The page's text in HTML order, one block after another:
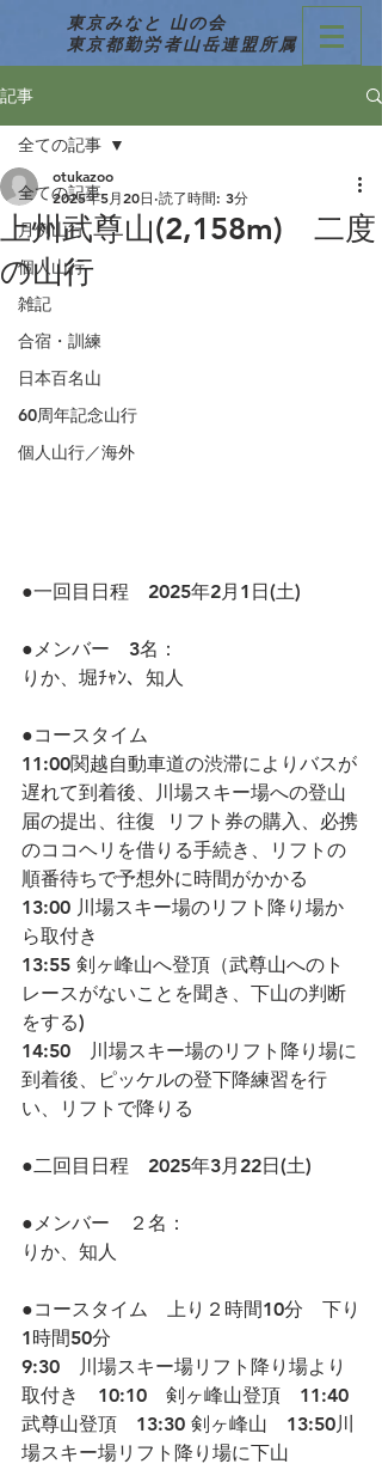
東京みなと 山の会
東京都勤労者山岳連盟所属
記事
全ての記事
月例山行
個人山行
雑記
合宿・訓練
日本百名山
60周年記念山行
個人山行／海外
全ての記事
上州武尊山(2,158m) 二度
の山行
otukazoo
2025年5月20日 読了時間: 3分
●一回目日程　2025年2月1日(土)
●メンバー　3名：
りか、堀ﾁｬﾝ、知人
●コースタイム
11:00関越自動車道の渋滞によりバスが
遅れて到着後、川場スキー場への登山
届の提出、往復  リフト券の購入、必携
のココヘリを借りる手続き、リフトの
順番待ちで予想外に時間がかかる
13:00 川場スキー場のリフト降り場か
ら取付き
13:55 剣ヶ峰山へ登頂（武尊山へのト
レースがないことを聞き、下山の判断
をする)
14:50　川場スキー場のリフト降り場に
到着後、ピッケルの登下降練習を行
い、リフトで降りる
●二回目日程　2025年3月22日(土)
●メンバー　２名：
りか、知人
●コースタイム　上り２時間10分　下り
1時間50分
9:30　川場スキー場リフト降り場より
取付き　10:10　剣ヶ峰山登頂　11:40
武尊山登頂　13:30 剣ヶ峰山　13:50川
場スキー場リフト降り場に下山